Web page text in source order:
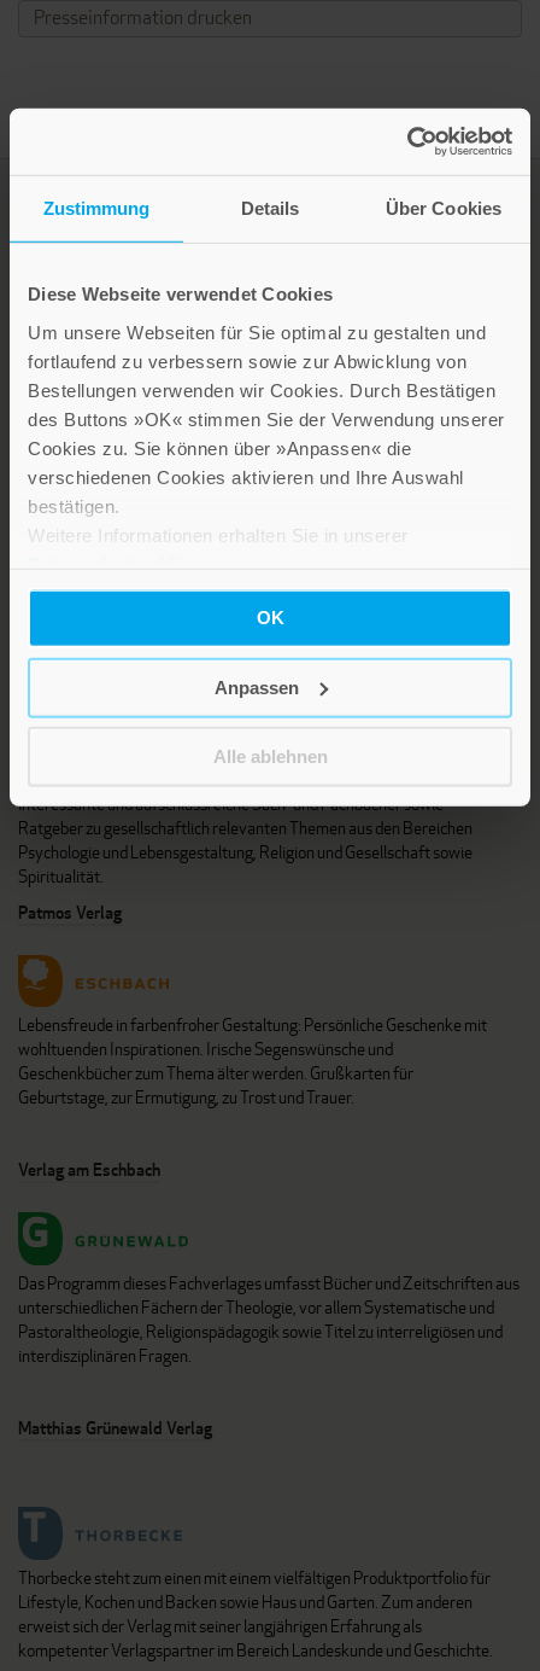
Zustimmung Details Über Cookies
Diese Webseite verwendet Cookies
Um unsere Webseiten für Sie optimal zu gestalten und
fortlaufend zu verbessern sowie zur Abwicklung von
Bestellungen verwenden wir Cookies. Durch Bestätigen
des Buttons »OK« stimmen Sie der Verwendung unserer
Cookies zu. Sie können über »Anpassen« die
verschiedenen Cookies aktivieren und Ihre Auswahl
bestätigen.
Weitere Informationen erhalten Sie in unserer
OK
Anpassen
Alle ablehnen
Presseinformation drucken
LEBE GUT MAGAZIN
NEWSLETTER
KARRIERE
KUNDENINFO
Die Verlage der Verlagsgruppe Patmos
interessante und aufschlussreiche Sach- und Fachbücher sowie
Ratgeber zu gesellschaftlich relevanten Themen aus den Bereichen
Psychologie und Lebensgestaltung, Religion und Gesellschaft sowie
Spiritualität.
Patmos Verlag
Lebensfreude in farbenfroher Gestaltung: Persönliche Geschenke mit
wohltuenden Inspirationen. Irische Segenswünsche und
Geschenkbücher zum Thema älter werden. Grußkarten für
Geburtstage, zur Ermutigung, zu Trost und Trauer.
Verlag am Eschbach
Das Programm dieses Fachverlages umfasst Bücher und Zeitschriften aus
unterschiedlichen Fächern der Theologie, vor allem Systematische und
Pastoraltheologie, Religionspädagogik sowie Titel zu interreligiösen und
interdisziplinären Fragen.
Matthias Grünewald Verlag
Thorbecke steht zum einen mit einem vielfältigen Produktportfolio für
Lifestyle, Kochen und Backen sowie Haus und Garten. Zum anderen
erweist sich der Verlag mit seiner langjährigen Erfahrung als
kompetenter Verlagspartner im Bereich Landeskunde und Geschichte.